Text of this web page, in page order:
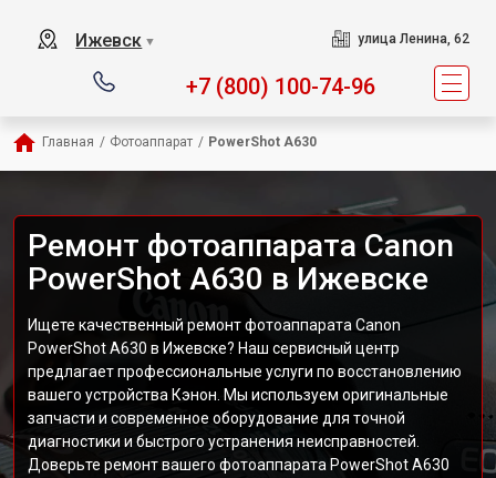
Ижевск ▼ улица Ленина, 62
+7 (800) 100-74-96
Главная / Фотоаппарат / PowerShot A630
Ремонт фотоаппарата Canon
PowerShot A630 в Ижевске
Ищете качественный ремонт фотоаппарата Canon
PowerShot A630 в Ижевске? Наш сервисный центр
предлагает профессиональные услуги по восстановлению
вашего устройства Кэнон. Мы используем оригинальные
запчасти и современное оборудование для точной
диагностики и быстрого устранения неисправностей.
Доверьте ремонт вашего фотоаппарата PowerShot A630